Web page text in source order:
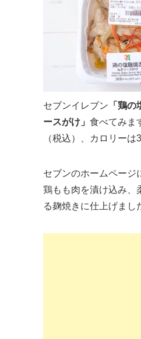
セブンイレブン 「鶏
ースがけ」 食べてみま
（税込）、カロリーは
セブンのホームページ
鶏もも肉を漬け込み、
る麹焼きに仕上げまし